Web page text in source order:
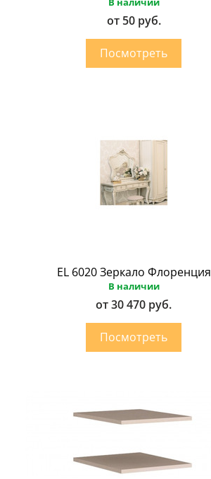
от 50 руб.
EL 6020 Зеркало Флоренция
В наличии
от 30 470 руб.